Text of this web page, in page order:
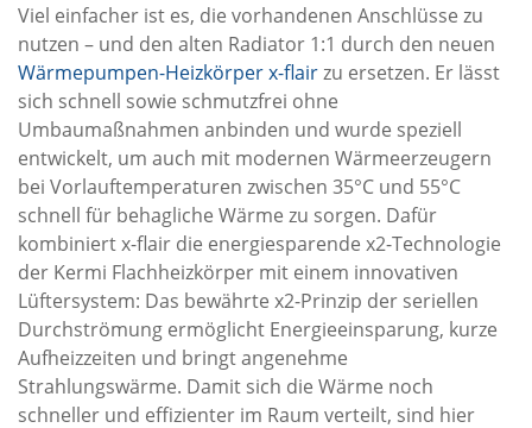
Viel einfacher ist es, die vorhandenen Anschlüsse zu
nutzen – und den alten Radiator 1:1 durch den neuen
Wärmepumpen-Heizkörper x-flairzu ersetzen. Er lässt
sich schnell sowie schmutzfrei ohne
Umbaumaßnahmen anbinden und wurde speziell
entwickelt, um auch mit modernen Wärmeerzeugern
bei Vorlauftemperaturen zwischen 35°C und 55°C
schnell für behagliche Wärme zu sorgen. Dafür
kombiniert x-flair die energiesparende x2-Technologie
der Kermi Flachheizkörper mit einem innovativen
Lüftersystem: Das bewährte x2-Prinzip der seriellen
Durchströmung ermöglicht Energieeinsparung, kurze
Aufheizzeiten und bringt angenehme
Strahlungswärme. Damit sich die Wärme noch
schneller und effizienter im Raum verteilt, sind hier